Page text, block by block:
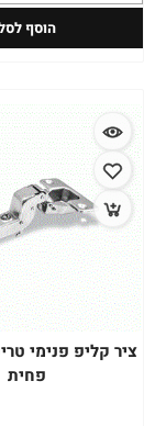
הוסף לסל
ציר קליפ פנימי
פחית